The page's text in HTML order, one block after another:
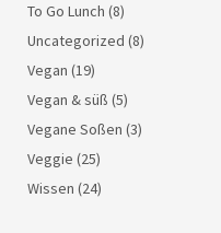
To Go Lunch (8)
Uncategorized (8)
Vegan (19)
Vegan & süß (5)
Vegane Soßen (3)
Veggie (25)
Wissen (24)